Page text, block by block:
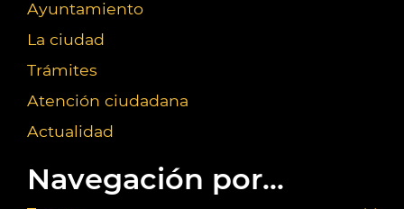
Ayuntamiento
La ciudad
Trámites
Atención ciudadana
Actualidad
Navegación por...